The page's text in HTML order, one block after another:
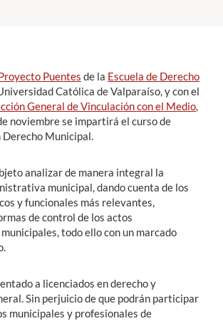
Puentes de la Escuela de Derecho
Católica de Valparaíso, y con el
General de Vinculación con el Medio,
noviembre se impartirá el curso de
Municipal.
analizar de manera integral la
municipal, dando cuenta de los
y funcionales más relevantes,
de control de los actos
todo ello con un marcado
a licenciados en derecho y
Sin perjuicio de que podrán participar
municipales y profesionales de